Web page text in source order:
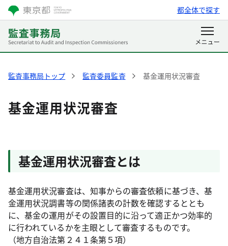
都全体で探す
監査事務局トップ 監査委員監査 基金運用状況審査
基金運用状況審査
基金運用状況審査とは
基金運用状況審査は、知事からの審査依頼に基づき、基
金運用状況調書等の関係諸表の計数を確認するととも
に、基金の運用がその設置目的に沿って適正かつ効率的
に行われているかを主眼として審査するものです。
（地方自治法第２４１条第５項）